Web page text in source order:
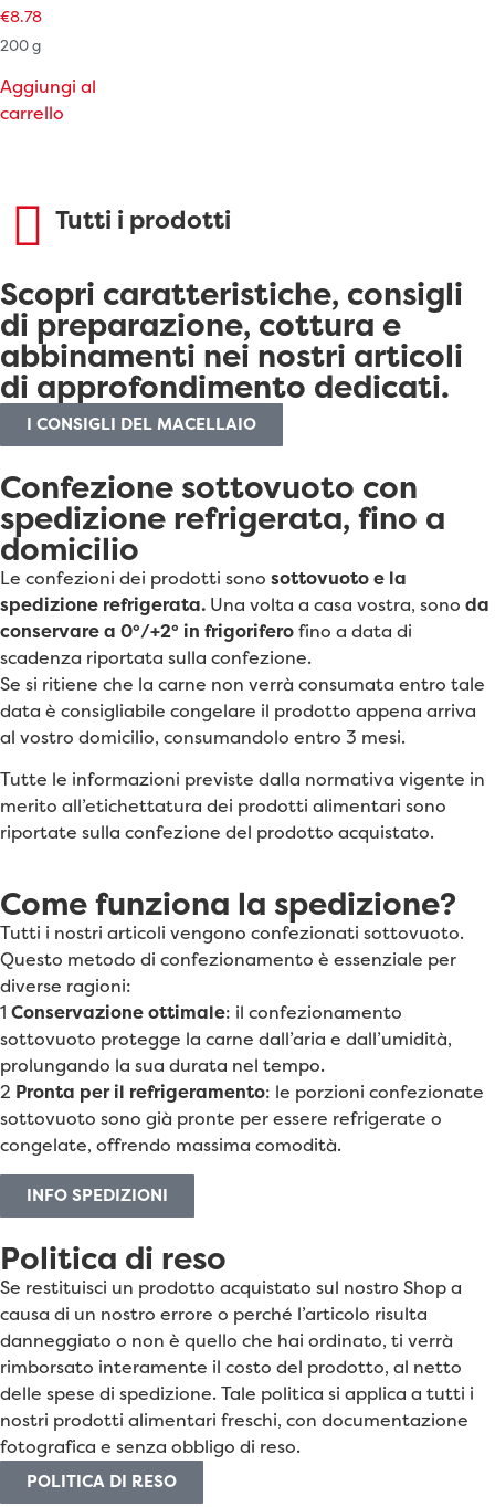
€8.78
200 g
Aggiungi al
carrello
Tutti i prodotti
Scopri caratteristiche, consigli
di preparazione, cottura e
abbinamenti nei nostri articoli
di approfondimento dedicati.
I CONSIGLI DEL MACELLAIO
Confezione sottovuoto con
spedizione refrigerata, fino a
domicilio
Le confezioni dei prodotti sono sottovuoto e la
spedizione refrigerata. Una volta a casa vostra, sono da
conservare a 0°/+2° in frigoriferofino a data di
scadenza riportata sulla confezione.
Se si ritiene che la carne non verrà consumata entro tale
data è consigliabile congelare il prodotto appena arriva
al vostro domicilio, consumandolo entro 3 mesi.
Tutte le informazioni previste dalla normativa vigente in
merito all’etichettatura dei prodotti alimentari sono
riportate sulla confezione del prodotto acquistato.
Come funziona la spedizione?
Tutti i nostri articoli vengono confezionati sottovuoto.
Questo metodo di confezionamento è essenziale per
diverse ragioni:
1 Conservazione ottimale: il confezionamento
sottovuoto protegge la carne dall’aria e dall’umidità,
prolungando la sua durata nel tempo.
2 Pronta per il refrigeramento: le porzioni confezionate
sottovuoto sono già pronte per essere refrigerate o
congelate, offrendo massima comodità.
INFO SPEDIZIONI
Politica di reso
Se restituisci un prodotto acquistato sul nostro Shop a
causa di un nostro errore o perché l’articolo risulta
danneggiato o non è quello che hai ordinato, ti verrà
rimborsato interamente il costo del prodotto, al netto
delle spese di spedizione. Tale politica si applica a tutti i
nostri prodotti alimentari freschi, con documentazione
fotografica e senza obbligo di reso.
POLITICA DI RESO